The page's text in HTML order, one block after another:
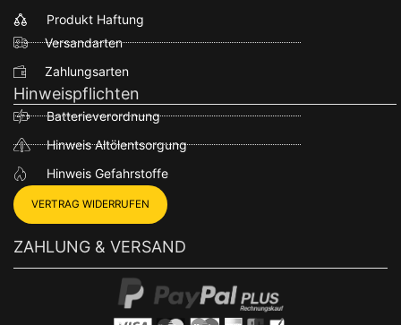
Produkt Haftung
Versandarten
Zahlungsarten
Hinweispflichten
Batterieverordnung
Hinweis Altölentsorgung
Hinweis Gefahrstoffe
VERTRAG WIDERRUFEN
ZAHLUNG & VERSAND